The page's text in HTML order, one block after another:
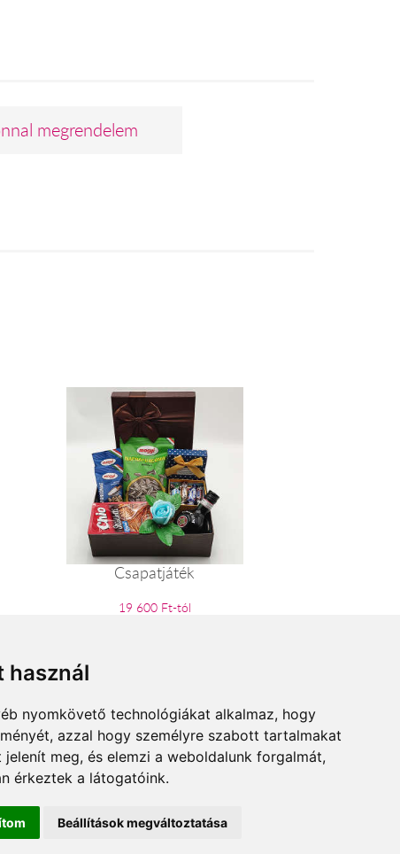
használ
nyomkövető technológiákat alkalmaz, hogy
azzal hogy személyre szabott tartalmakat
meg, és elemzi a weboldalunk forgalmát,
érkeztek a látogatóink.
Beállítások megváltoztatása
megrendelem
Csapatjáték
19 600 Ft-tól